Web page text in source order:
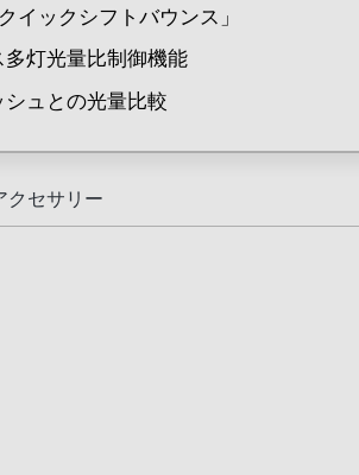
イックシフトバウンス」
多灯光量比制御機能
シュとの光量比較
クセサリー